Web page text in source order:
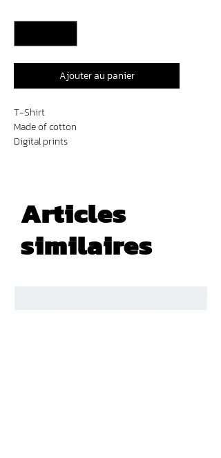
Ajouter au panier
T-Shirt
Made of cotton
Digital prints
Articles
similaires